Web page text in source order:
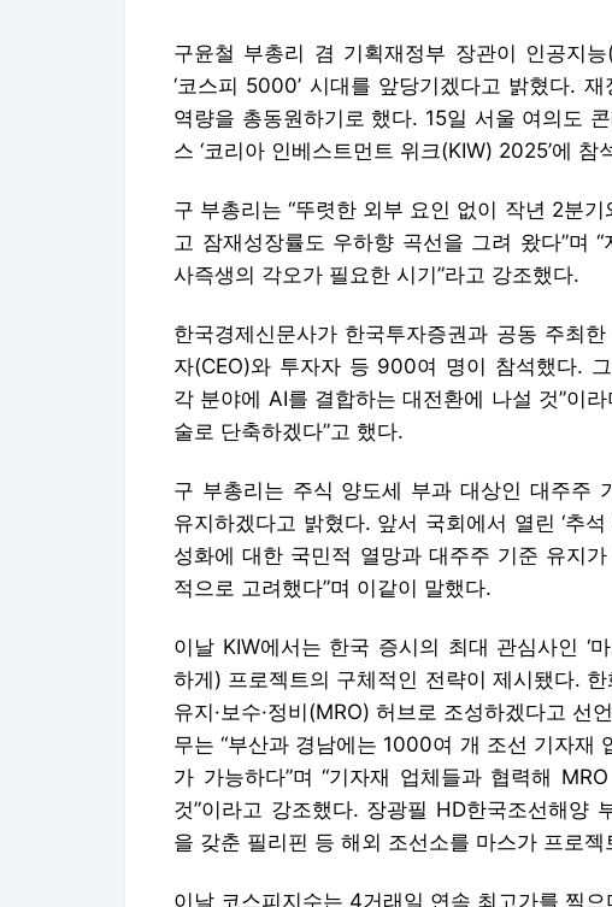
구윤철 부총리 겸 기획재정부 장관이 인공지
‘코스피 5000’ 시대를 앞당기겠다고 밝혔다.
역량을 총동원하기로 했다. 15일 서울 여의도
스 ‘코리아 인베스트먼트 위크(KIW) 2025’에 참
구 부총리는 “뚜렷한 외부 요인 없이 작년 2분
고 잠재성장률도 우하향 곡선을 그려 왔다”며 “
사즉생의 각오가 필요한 시기”라고 강조했다.
한국경제신문사가 한국투자증권과 공동 주최
자(CEO)와 투자자 등 900여 명이 참석했다.
각 분야에 AI를 결합하는 대전환에 나설 것”이
술로 단축하겠다”고 했다.
구 부총리는 주식 양도세 부과 대상인 대주주
유지하겠다고 밝혔다. 앞서 국회에서 열린 ‘추
성화에 대한 국민적 열망과 대주주 기준 유지
적으로 고려했다”며 이같이 말했다.
이날 KIW에서는 한국 증시의 최대 관심사인 ‘
하게) 프로젝트의 구체적인 전략이 제시됐다.
유지·보수·정비(MRO) 허브로 조성하겠다고
무는 “부산과 경남에는 1000여 개 조선 기자재
가 가능하다”며 “기자재 업체들과 협력해
것”이라고 강조했다. 장광필 HD한국조선해양
을 갖춘 필리핀 등 해외 조선소를 마스가 프로
이날 코스피지수는 4거래일 연속 최고가를 찍